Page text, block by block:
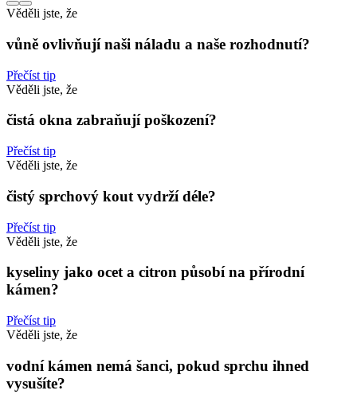
Věděli jste, že
vůně ovlivňují naši náladu a naše rozhodnutí?
Přečíst tip
Věděli jste, že
čistá okna zabraňují poškození?
Přečíst tip
Věděli jste, že
čistý sprchový kout vydrží déle?
Přečíst tip
Věděli jste, že
kyseliny jako ocet a citron působí na přírodní
kámen?
Přečíst tip
Věděli jste, že
vodní kámen nemá šanci, pokud sprchu ihned
vysušíte?